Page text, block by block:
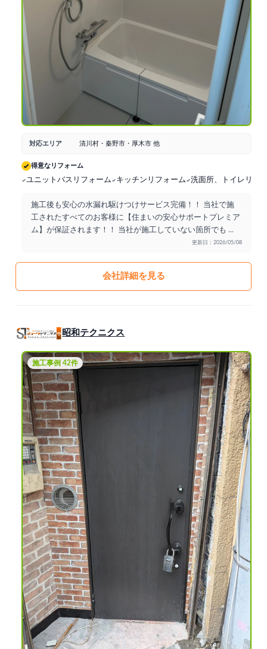
対応エリア 清川村・秦野市・厚木市 他
得意なリフォーム
ユニットバスリフォーム キッチンリフォーム 洗面所、トイレリフ
施工後も安心の水漏れ駆けつけサービス完備！！ 当社で施
工されたすべてのお客様に【住まいの安心サポートプレミア
ム】が保証されます！！ 当社が施工していない箇所でも ...
更新日：2026/05/08
会社詳細を見る
昭和テクニクス
施工事例 42件